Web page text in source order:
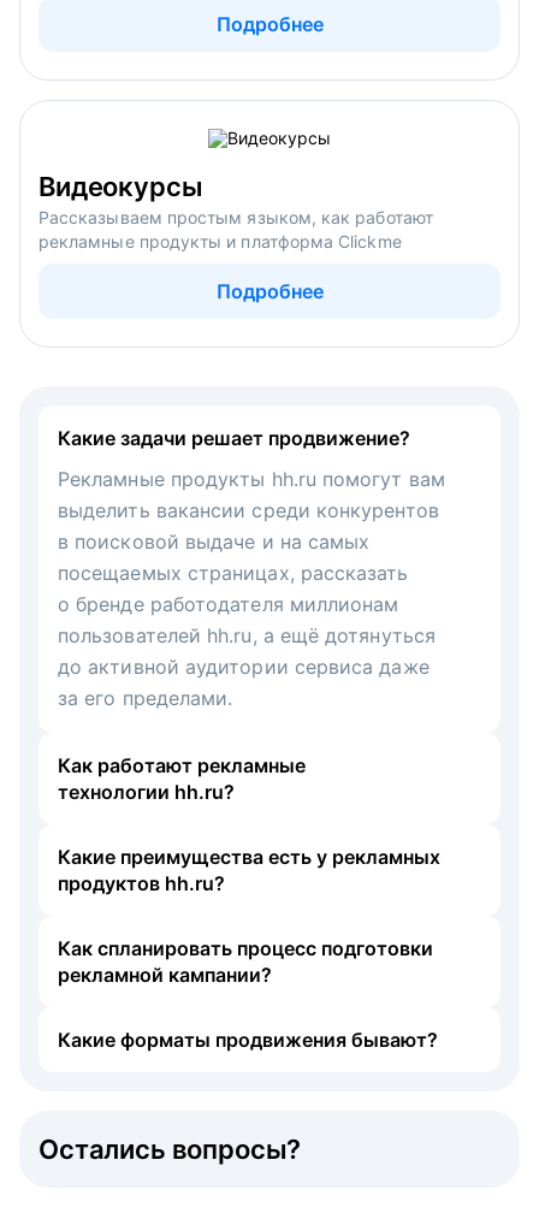
Подробнее
Видеокурсы
Рассказываем простым языком, как работают
рекламные продукты и платформа Clickme
Подробнее
Какие задачи решает продвижение?
Рекламные продукты hh.ru помогут вам
выделить вакансии среди конкурентов
в поисковой выдаче и на самых
посещаемых страницах, рассказать
о бренде работодателя миллионам
пользователей hh.ru, а ещё дотянуться
до активной аудитории сервиса даже
за его пределами.
Как работают рекламные
технологии hh.ru?
Какие преимущества есть у рекламных
продуктов hh.ru?
Как спланировать процесс подготовки
рекламной кампании?
Какие форматы продвижения бывают?
Остались вопросы?